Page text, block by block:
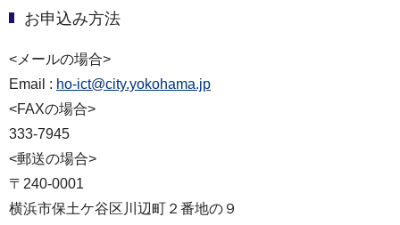
お申込み方法
<メールの場合>
Email : ho-ict@city.yokohama.jp
<FAXの場合>
333-7945
<郵送の場合>
〒240-0001
横浜市保土ケ谷区川辺町２番地の９